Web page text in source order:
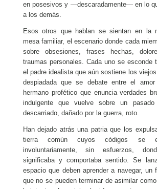
en posesivos y —descaradamente— en lo
a los demás.
Esos otros que hablan se sientan en la
mesa familiar, el escenario donde cada
sobre obsesiones, frases hechas,
traumas personales. Cada uno se esconde
el padre idealista que aún sostiene los
despiadada que se debate entre el
hermano profético que enuncia verdades
indulgente que vuelve sobre un
descarriado, dañado por la guerra, roto.
Han dejado atrás una patria que los
tierra común cuyos códigos se
involuntariamente, sin esfuerzos,
significaba y comportaba sentido. Se
espacio que deben aprender a navegar, un
que no se pueden terminar de asimilar